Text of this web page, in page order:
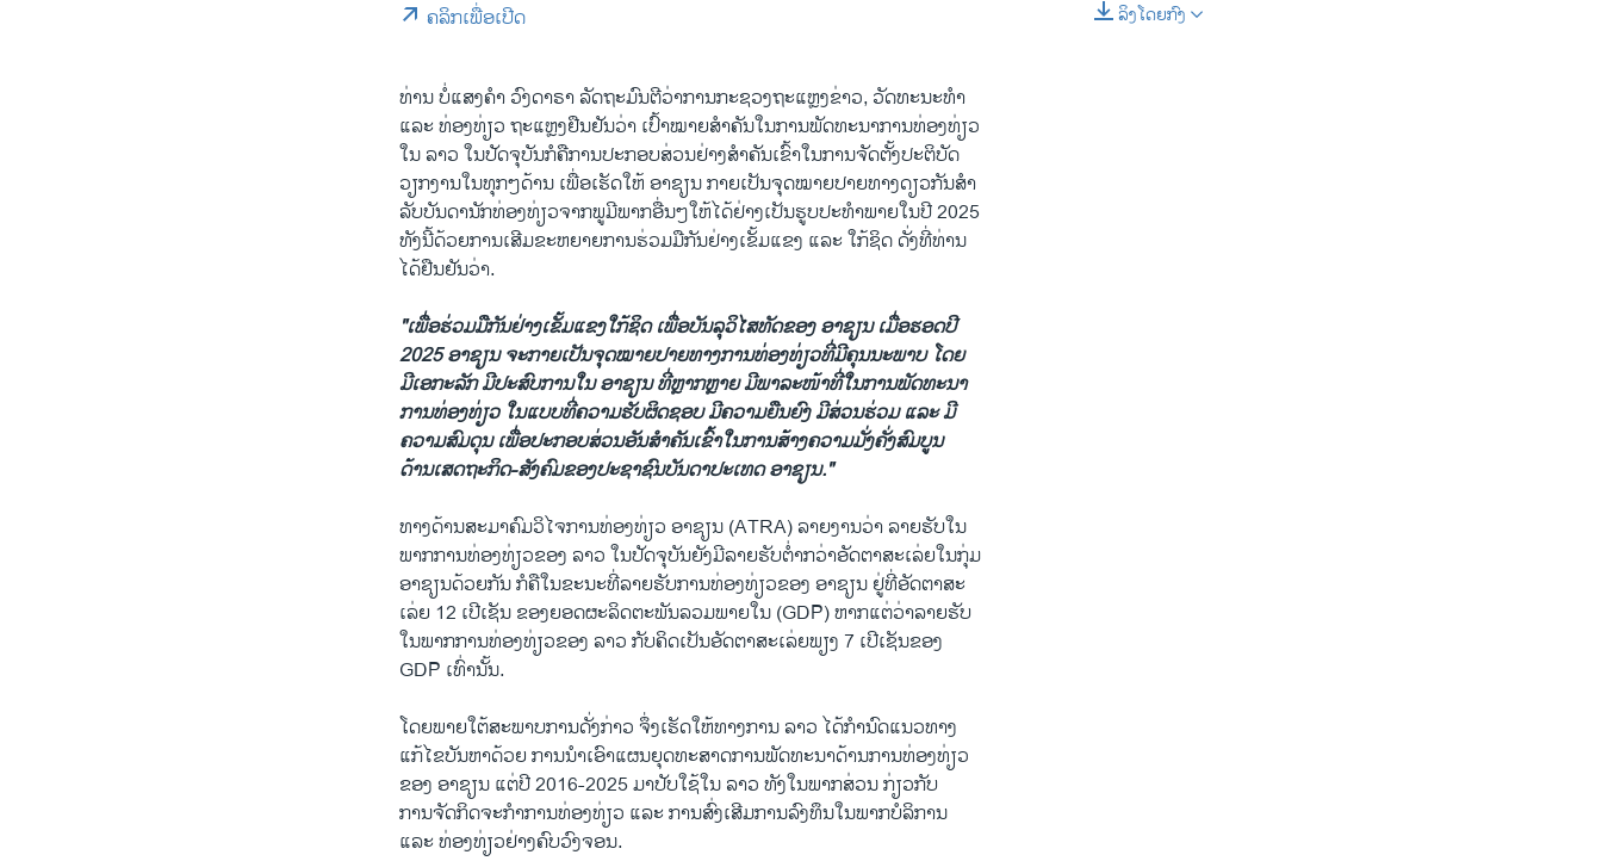
SHARE
ລິງໂດຍກົງ
ຄລິກເພື່ອເປີດ
ທ່ານ ບໍ່ແສງຄຳ ວົງດາຣາ ລັດຖະມົນຕີວ່າການກະຊວງຖະແຫຼງຂ່າວ, ວັດທະນະທຳ
ແລະ ທ່ອງທ່ຽວ ຖະແຫຼງຢືນຢັນວ່າ ເປົ້າໝາຍສຳຄັນໃນການພັດທະນາການທ່ອງທ່ຽວ
ໃນ ລາວ ໃນປັດຈຸບັນກໍຄືການປະກອບສ່ວນຢ່າງສຳຄັນເຂົ້າໃນການຈັດຕັ້ງປະຕິບັດ
ວຽກງານໃນທຸກໆດ້ານ ເພື່ອເຮັດໃຫ້ ອາຊຽນ ກາຍເປັນຈຸດໝາຍປາຍທາງດຽວກັນສຳ
ລັບບັນດານັກທ່ອງທ່ຽວຈາກພູມີພາກອື່ນໆໃຫ້ໄດ້ຢ່າງເປັນຮູບປະທຳພາຍໃນປີ 2025
ທັງນີ້ດ້ວຍການເສີມຂະຫຍາຍການຮ່ວມມືກັນຢ່າງເຂັ້ມແຂງ ແລະ ໃກ້ຊິດ ດັ່ງທີ່ທ່ານ
ໄດ້ຢືນຢັນວ່າ.
"ເພື່ອຮ່ວມມືກັນຢ່າງເຂັ້ມແຂງໃກ້ຊິດ ເພື່ອບັນລຸວິໄສທັດຂອງ ອາຊຽນ ເມື່ອຮອດປີ
2025 ອາຊຽນ ຈະກາຍເປັນຈຸດໝາຍປາຍທາງການທ່ອງທ່ຽວທີ່ມີຄຸນນະພາບ ໂດຍ
ມີເອກະລັກ ມີປະສົບການໃນ ອາຊຽນ ທີ່ຫຼາກຫຼາຍ ມີພາລະໜ້າທີ່ໃນການພັດທະນາ
ການທ່ອງທ່ຽວ ໃນແບບທີ່ຄວາມຮັບຜິດຊອບ ມີຄວາມຍືນຍົງ ມີສ່ວນຮ່ວມ ແລະ ມີ
ຄວາມສົມດຸນ ເພື່ອປະກອບສ່ວນອັນສຳຄັນເຂົ້າໃນການສ້າງຄວາມມັ່ງຄັ່ງສົມບູນ
ດ້ານເສດຖະກິດ-ສັງຄົມຂອງປະຊາຊົນບັນດາປະເທດ ອາຊຽນ."
ທາງດ້ານສະມາຄົມວິໄຈການທ່ອງທ່ຽວ ອາຊຽນ (ATRA) ລາຍງານວ່າ ລາຍຮັບໃນ
ພາກການທ່ອງທ່ຽວຂອງ ລາວ ໃນປັດຈຸບັນຍັງມີລາຍຮັບຕໍ່າກວ່າອັດຕາສະເລ່ຍໃນກຸ່ມ
ອາຊຽນດ້ວຍກັນ ກໍຄືໃນຂະນະທີ່ລາຍຮັບການທ່ອງທ່ຽວຂອງ ອາຊຽນ ຢູ່ທີ່ອັດຕາສະ
ເລ່ຍ 12 ເປີເຊັນ ຂອງຍອດຜະລິດຕະພັນລວມພາຍໃນ (GDP) ຫາກແຕ່ວ່າລາຍຮັບ
ໃນພາກການທ່ອງທ່ຽວຂອງ ລາວ ກັບຄິດເປັນອັດຕາສະເລ່ຍພຽງ 7 ເປີເຊັນຂອງ
GDP ເທົ່ານັ້ນ.
ໂດຍພາຍໃຕ້ສະພາບການດັ່ງກ່າວ ຈຶ່ງເຮັດໃຫ້ທາງການ ລາວ ໄດ້ກຳນົດແນວທາງ
ແກ້ໄຂບັນຫາດ້ວຍ ການນຳເອົາແຜນຍຸດທະສາດການພັດທະນາດ້ານການທ່ອງທ່ຽວ
ຂອງ ອາຊຽນ ແຕ່ປີ 2016-2025 ມາປັບໃຊ້ໃນ ລາວ ທັງໃນພາກສ່ວນ ກ່ຽວກັບ
ການຈັດກິດຈະກຳການທ່ອງທ່ຽວ ແລະ ການສົ່ງເສີມການລົງທຶນໃນພາກບໍລິການ
ແລະ ທ່ອງທ່ຽວຢ່າງຄົບວົງຈອນ.